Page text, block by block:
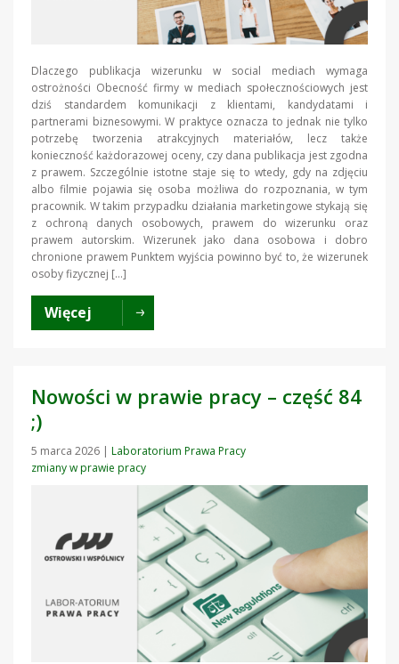
Dlaczego publikacja wizerunku w social mediach wymaga
ostrożności Obecność firmy w mediach społecznościowych jest
dziś standardem komunikacji z klientami, kandydatami i
partnerami biznesowymi. W praktyce oznacza to jednak nie tylko
potrzebę tworzenia atrakcyjnych materiałów, lecz także
konieczność każdorazowej oceny, czy dana publikacja jest zgodna
z prawem. Szczególnie istotne staje się to wtedy, gdy na zdjęciu
albo filmie pojawia się osoba możliwa do rozpoznania, w tym
pracownik. W takim przypadku działania marketingowe stykają się
z ochroną danych osobowych, prawem do wizerunku oraz
prawem autorskim. Wizerunek jako dana osobowa i dobro
chronione prawem Punktem wyjścia powinno być to, że wizerunek
osoby fizycznej […]
Więcej
Nowości w prawie pracy – część 84
;)
5 marca 2026 | Laboratorium Prawa Pracy
zmiany w prawie pracy